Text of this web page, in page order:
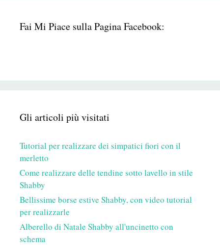
Fai Mi Piace sulla Pagina Facebook:
Gli articoli più visitati
Tutorial per realizzare dei simpatici fiori con il
merletto
Come realizzare delle tendine sotto lavello in stile
Shabby
Bellissime borse estive Shabby, con video tutorial
per realizzarle
Alberello di Natale Shabby all'uncinetto con
schema